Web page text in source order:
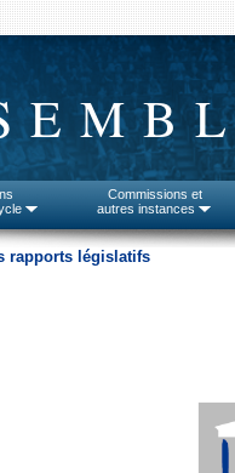
Commissions et
autres instances
rapports législatifs